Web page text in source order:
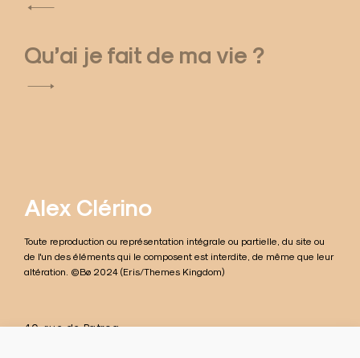
N
a
v
t
i
o
d
Qu’ai je fait de ma vie ?
Alex Clérino
Toute reproduction ou représentation intégrale ou partielle, du site ou
de l'un des éléments qui le composent est interdite, de même que leur
altération. ©Bø 2024 (Eris/Themes Kingdom)
40, rue de Patroa